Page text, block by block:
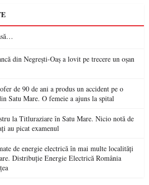
din Negrești-Oaș a lovit pe trecere un oșan
de 90 de ani a produs un accident pe o
Satu Mare. O femeie a ajuns la spital
la Titluraziare în Satu Mare. Nicio notă de
au picat examenul
de energie electrică în mai multe localități
Distribuție Energie Electrică România